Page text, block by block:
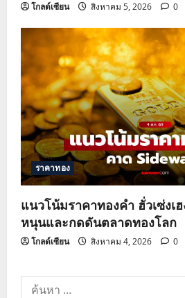
โกลด์เซียน สิงหาคม 5, 2026 0
ราคาทอง
แนวโน้มราคาทองคำ ฮั่วเซ่งเ
หนุนและกดดันตลาดทองโลก
โกลด์เซียน สิงหาคม 4, 2026 0
ค้นหา